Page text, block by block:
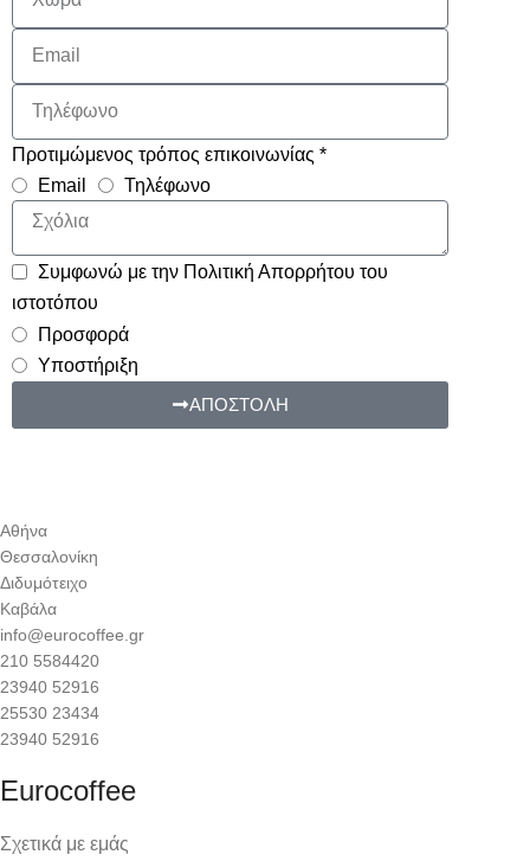
Προτιμώμενος τρόπος επικοινωνίας *
Email
Τηλέφωνο
Συμφωνώ με την Πολιτική Απορρήτου του
ιστοτόπου
Προσφορά
Υποστήριξη
ΑΠΟΣΤΟΛΗ
Αθήνα
Θεσσαλονίκη
Διδυμότειχο
Καβάλα
info@eurocoffee.gr
210 5584420
23940 52916
25530 23434
23940 52916
Eurocoffee
Σχετικά με εμάς